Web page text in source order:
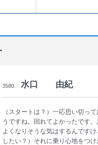
3580 水口 由紀
（スタートは？）一応思い切っ
うですね。回れてよかったです
よくなりそうな気はするんです
したい？）それに乗り心地をつ